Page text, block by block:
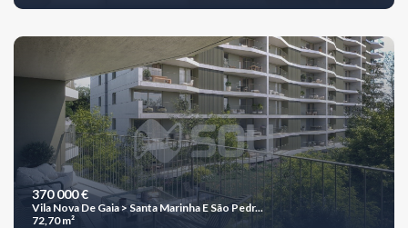
370 000 €
Vila Nova De Gaia > Santa Marinha E São Pedr...
72,70 m²